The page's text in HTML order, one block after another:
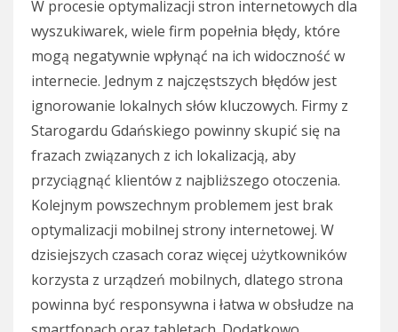
W procesie optymalizacji stron internetowych dla
wyszukiwarek, wiele firm popełnia błędy, które
mogą negatywnie wpłynąć na ich widoczność w
internecie. Jednym z najczęstszych błędów jest
ignorowanie lokalnych słów kluczowych. Firmy z
Starogardu Gdańskiego powinny skupić się na
frazach związanych z ich lokalizacją, aby
przyciągnąć klientów z najbliższego otoczenia.
Kolejnym powszechnym problemem jest brak
optymalizacji mobilnej strony internetowej. W
dzisiejszych czasach coraz więcej użytkowników
korzysta z urządzeń mobilnych, dlatego strona
powinna być responsywna i łatwa w obsłudze na